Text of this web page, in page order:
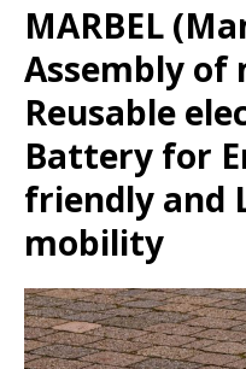
MARBEL
Assembly of
Reusable
Battery for
friendly and
mobility